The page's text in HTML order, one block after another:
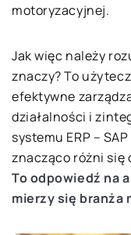
motoryzacyjnej.
Jak więc należy
znaczy? To
efektywne
działalności i
systemu ERP –
znacząco różni się
To odpowiedź na
mierzy się branża